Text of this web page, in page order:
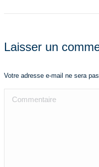
Laisser un
Votre adresse e-mail ne sera
Commentaire